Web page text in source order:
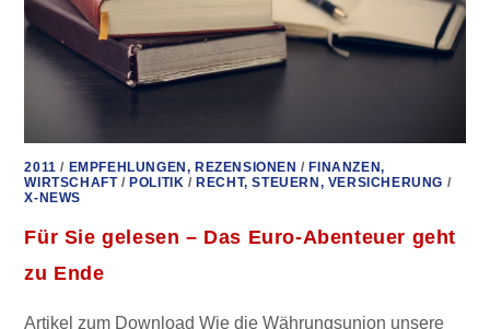
2011 / EMPFEHLUNGEN, REZENSIONEN / FINANZEN,
WIRTSCHAFT/ POLITIK / RECHT, STEUERN, VERSICHERUNG /
X-NEWS
Für Sie gelesen – Das Euro-Abenteuer geht
zu Ende
Artikel zum Download Wie die Währungsunion unsere